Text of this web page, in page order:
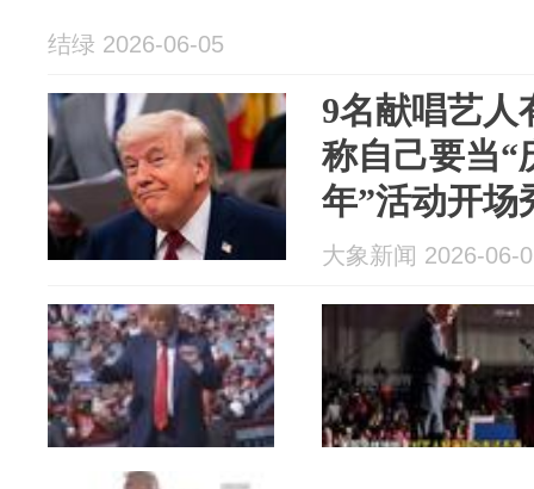
结绿 2026-06-05
9名献唱艺人
称自己要当“
年”活动开场
超过巅峰时
大象新闻 2026-06-